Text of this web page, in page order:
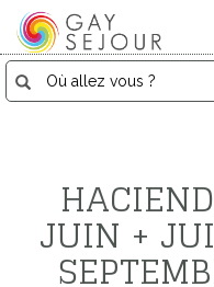
JUIN +